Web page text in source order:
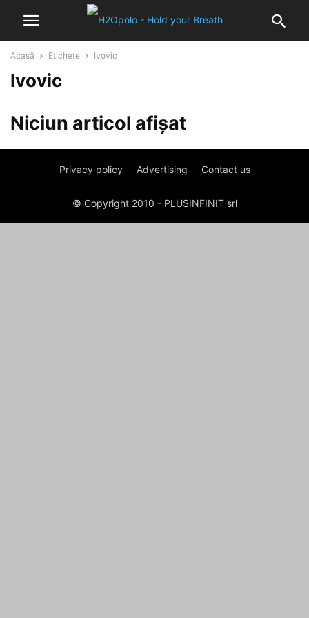
Acasă Etichete Ivovic
Ivovic
Niciun articol afișat
Privacy policy Advertising Contact us
© Copyright 2010 - PLUSINFINIT srl